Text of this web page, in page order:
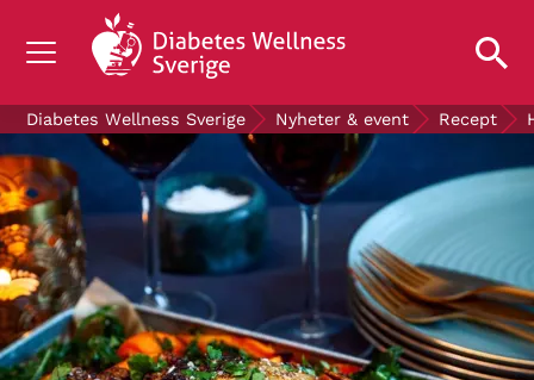
OM DIABETES
STÖD OSS
FORSKNING
NYHETER & EVENT
OM OSS
GRATIS DIABETESPRODUKTER
Diabetes Wellness Sverige Nyheter & event Recept